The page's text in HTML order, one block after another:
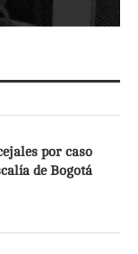
por caso
de Bogotá